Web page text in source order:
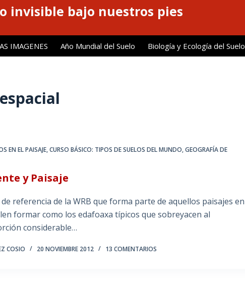
invisible bajo nuestros pies
IMAGENES Año Mundial del Suelo Biología y Ecología del Suelo
EN EL PAISAJE,CURSO BÁSICO: TIPOS DE SUELOS DEL MUNDO,GEOGRAFÍA DE
y Paisaje
referencia de la WRB que forma parte de aquellos paisajes en
formar como los edafoaxa típicos que sobreyacen al
considerable…
COSIO 20 NOVIEMBRE 2012 13 COMENTARIOS